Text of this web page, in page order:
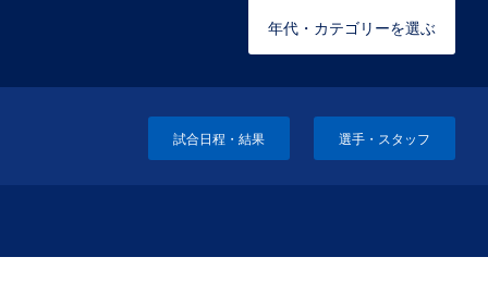
年代・カテゴリーを選ぶ
試合日程・結果 選手・スタッフ